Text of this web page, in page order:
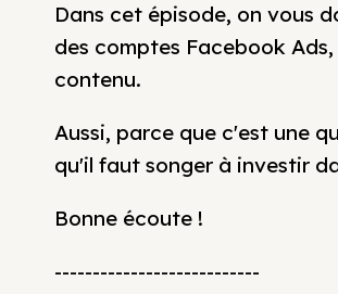
Dans cet épisode, on vous
des comptes Facebook
contenu.
Aussi, parce que c'est une
qu'il faut songer à investir
Bonne écoute !
---------------------------